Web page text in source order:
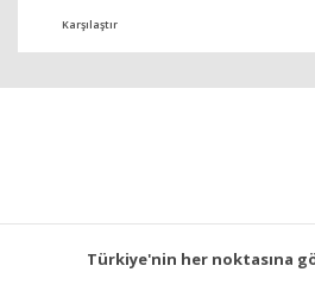
Karşılaştır
Türkiye'nin her noktasına